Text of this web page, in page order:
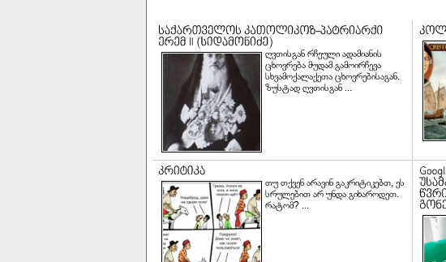
ღვთისგან რჩეული ადამიანის
ცხოვრება მუდამ გამოირჩევა
სხვამოქალაქეთა ცხოვრებისაგან.
ზუსტად ღვთისგან ...
თუ თქვენ არავინ გაკრიტიკებთ, ეს
სრულებით არ უნდა გიხაროდეთ.
რატომ? ...